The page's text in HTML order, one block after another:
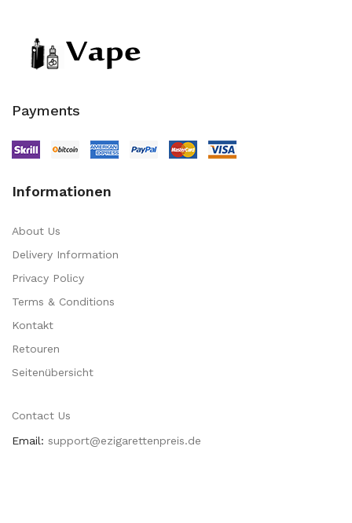
Payments
Informationen
About Us
Delivery Information
Privacy Policy
Terms & Conditions
Kontakt
Retouren
Seitenübersicht
Contact Us
Email: support@ezigarettenpreis.de